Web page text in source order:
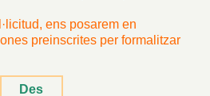
ens posarem en
preinscrites per formalitzar
Des